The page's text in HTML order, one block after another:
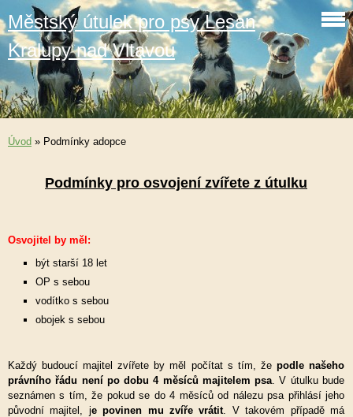
Městský útulek pro psy Lesan
Kralupy nad Vltavou
Úvod » Podmínky adopce
Podmínky pro osvojení zvířete z útulku
Osvojitel by měl:
být starší 18 let
OP s sebou
vodítko s sebou
obojek s sebou
Každý budoucí majitel zvířete by měl počítat s tím, že podle našeho
právního řádu není po dobu 4 měsíců majitelem psa. V útulku bude
seznámen s tím, že pokud se do 4 měsíců od nálezu psa přihlásí jeho
původní majitel, je povinen mu zvíře vrátit. V takovém případě má